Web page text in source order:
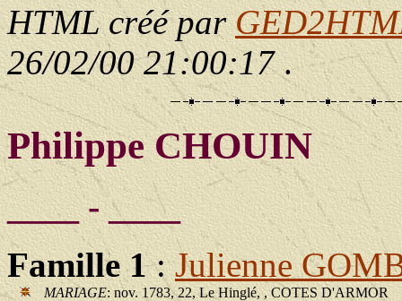
HTML créé par
26/02/00 21:00:17.
Philippe CHOUIN
____ - ____
Famille 1:Julienne
MARIAGE: nov. 1783, 22, Le Hinglé, , COTES D'ARMOR